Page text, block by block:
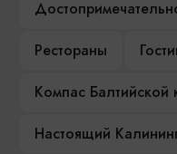
Рестораны
Компас Балтийской
Настоящий